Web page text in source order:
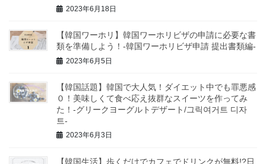
2023年6月18日
【韓国ワーホリ】韓国ワーホリビザの申請に必要な書
類を準備しよう！-韓国ワーホリビザ申請 提出書類編-
2023年6月5日
【韓国話題】韓国で大人気！ダイエット中でも罪悪感
０！美味しくて食べ応え抜群なスイーツを作ってみ
た！-グリークヨーグルトデザート/그릭여거트 디자
트-
2023年6月3日
【韓国生活】歩くだけでカフェでドリンクが無料!?日